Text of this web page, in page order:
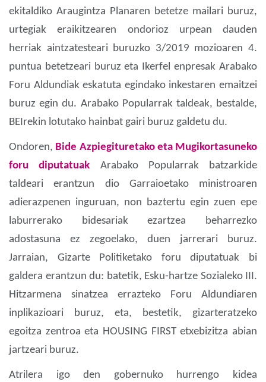
ekitaldiko Araugintza Planaren betetze mailari buruz,
urtegiak eraikitzearen ondorioz urpean dauden
herriak aintzatesteari buruzko 3/2019 mozioaren 4.
puntua betetzeari buruz eta Ikerfel enpresak Arabako
Foru Aldundiak eskatuta egindako inkestaren emaitzei
buruz egin du. Arabako Popularrak taldeak, bestalde,
BEIrekin lotutako hainbat gairi buruz galdetu du.
Ondoren, Bide Azpiegituretako eta Mugikortasuneko
foru diputatuak Arabako Popularrak batzarkide
taldeari erantzun dio Garraioetako ministroaren
adierazpenen inguruan, non baztertu egin zuen epe
laburrerako bidesariak ezartzea beharrezko
adostasuna ez zegoelako, duen jarrerari buruz.
Jarraian, Gizarte Politiketako foru diputatuak bi
galdera erantzun du: batetik, Esku-hartze Sozialeko III.
Hitzarmena sinatzea errazteko Foru Aldundiaren
inplikazioari buruz, eta, bestetik, gizarteratzeko
egoitza zentroa eta HOUSING FIRST etxebizitza abian
jartzeari buruz.
Atrilera igo den gobernuko hurrengo kidea